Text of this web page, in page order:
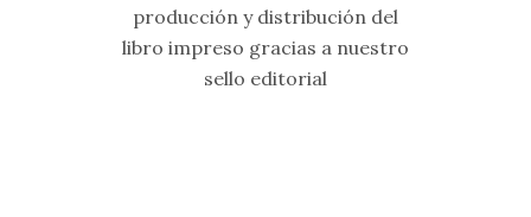
producción y distribución del
libro impreso gracias a nuestro
sello editorial